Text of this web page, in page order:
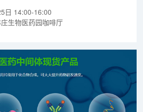
日 14:00-16:00
生物医药园咖啡厅